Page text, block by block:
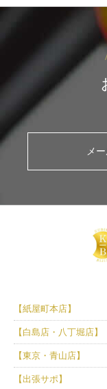
メ
【紙屋町本店】
【白島店・八丁堀店】
【東京・青山店】
【出張サポ】